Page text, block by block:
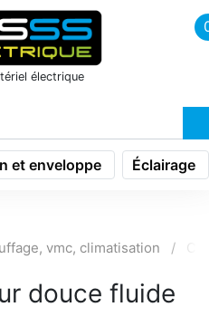
électrique
et enveloppe Éclairage
vmc, climatisation
douce fluide